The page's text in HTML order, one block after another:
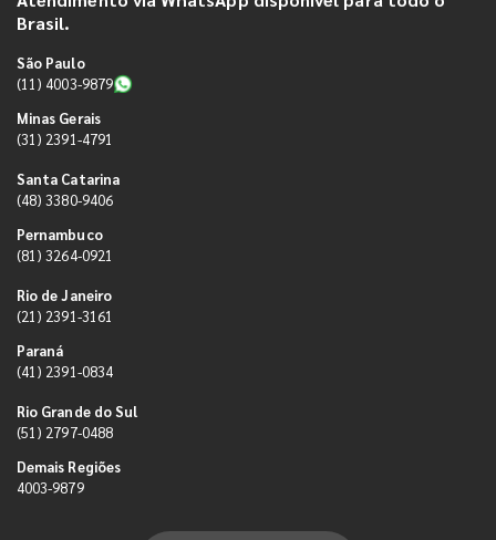
Brasil.
São Paulo
(11) 4003-9879
Minas Gerais
(31) 2391-4791
Santa Catarina
(48) 3380-9406
Pernambuco
(81) 3264-0921
Rio de Janeiro
(21) 2391-3161
Paraná
(41) 2391-0834
Rio Grande do Sul
(51) 2797-0488
Demais Regiões
4003-9879